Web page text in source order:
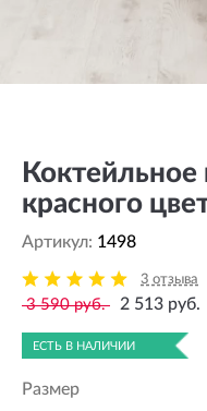
красного
Артикул: 1498
3 отзыва
3 590 руб. 2 513 руб.
ЕСТЬ В НАЛИЧИИ
Размер